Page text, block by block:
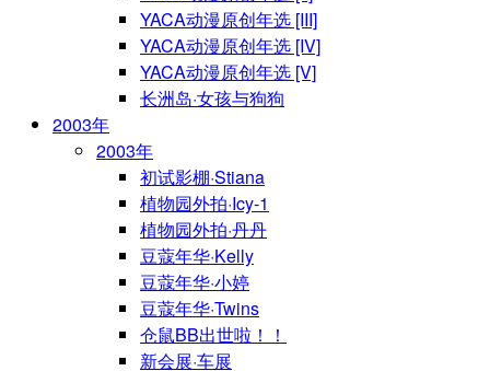
YACA动漫原创年选 [III]
YACA动漫原创年选 [IV]
YACA动漫原创年选 [V]
长洲岛·女孩与狗狗
2003年
2003年
初试影棚·Stiana
植物园外拍·Icy-1
植物园外拍·丹丹
豆蔻年华·Kelly
豆蔻年华·小婷
豆蔻年华·Twins
仓鼠BB出世啦！！
新会展·车展